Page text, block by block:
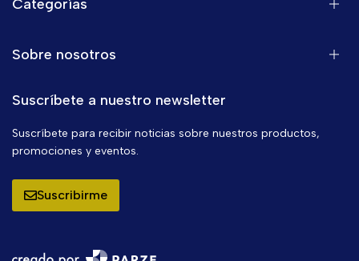
Categorías
Sobre nosotros
Suscríbete a nuestro newsletter
Suscríbete para recibir noticias sobre nuestros productos,
promociones y eventos.
Suscribirme